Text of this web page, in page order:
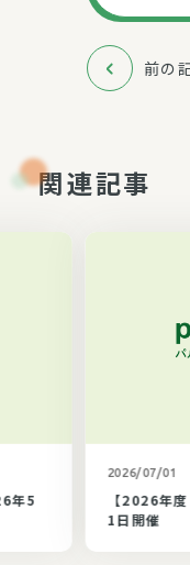
前の
関連記事
年5
2026/07/01
【2026年
1日開催